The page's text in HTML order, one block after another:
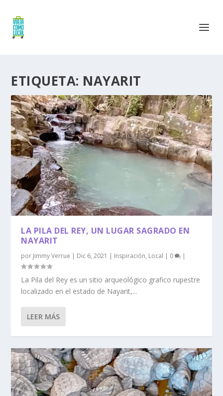
ETIQUETA: NAYARIT
LA PILA DEL REY, UN LUGAR SAGRADO EN
NAYARIT
por Jimmy Verrue | Dic 6, 2021 | Inspiración, Local | 0 |
La Pila del Rey es un sitio arqueológico grafico rupestre
localizado en el estado de Nayarit,...
LEER MÁS